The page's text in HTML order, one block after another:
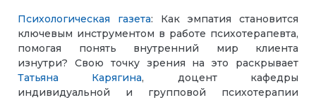
Психологическая газета: Как эмпатия становится
ключевым инструментом в работе психотерапевта,
помогая понять внутренний мир клиента
изнутри? Свою точку зрения на это раскрывает
Татьяна Карягина, доцент кафедры
индивидуальной и групповой психотерапии